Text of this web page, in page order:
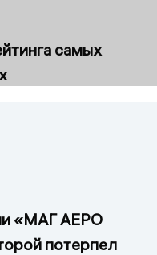
самых
«МАГ АЕРО
потерпел